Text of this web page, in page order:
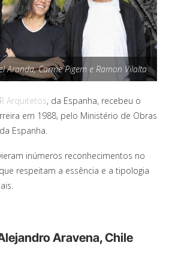
Aranda, Carme Pigem e Ramon Vilalta
Arquitetos, da Espanha, recebeu o
em 1988, pelo Ministério de Obras
Espanha.
inúmeros reconhecimentos no
respeitam a essência e a tipologia
Aravena, Chile